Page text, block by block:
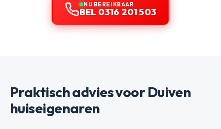
NU BEREIKBAAR
BEL 0316 201 503
Praktisch advies voor Duiven
huiseigenaren